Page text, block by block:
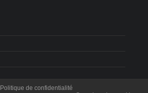
Politique de confidentialité